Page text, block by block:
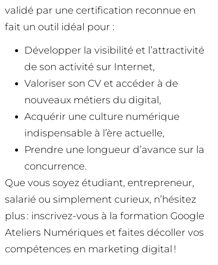
validé par une certification reconnue en
fait un outil idéal pour :
Développer la visibilité et l’attractivité
de son activité sur Internet,
Valoriser son CV et accéder à de
nouveaux métiers du digital,
Acquérir une culture numérique
indispensable à l’ère actuelle,
Prendre une longueur d’avance sur la
concurrence.
Que vous soyez étudiant, entrepreneur,
salarié ou simplement curieux, n’hésitez
plus : inscrivez-vous à la formation Google
Ateliers Numériques et faites décoller vos
compétences en marketing digital !